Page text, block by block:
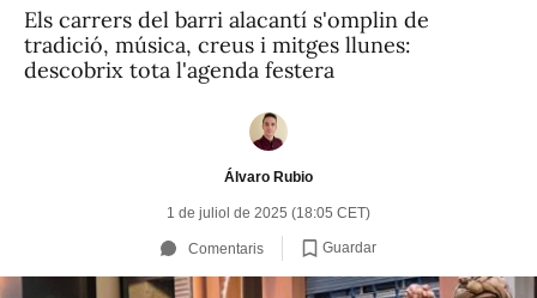
Els carrers del barri alacantí s'omplin de
tradició, música, creus i mitges llunes:
descobrix tota l'agenda festera
Álvaro Rubio
1 de juliol de 2025 (18:05 CET)
Comentaris Guardar